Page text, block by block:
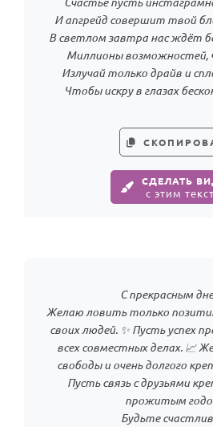
И апгрейд совершит твой
В светлом завтра нас ждёт
Миллионы возможностей,
Излучай только драйв и
Чтобы искру в глазах
СДЕЛАТЬ
с этим
С прекрасным
Желаю ловить только
своих людей. ✨ Пусть успех
всех совместных делах. 📈
свободы и очень долгого
Пусть связь с друзьями
прожитым
Будьте